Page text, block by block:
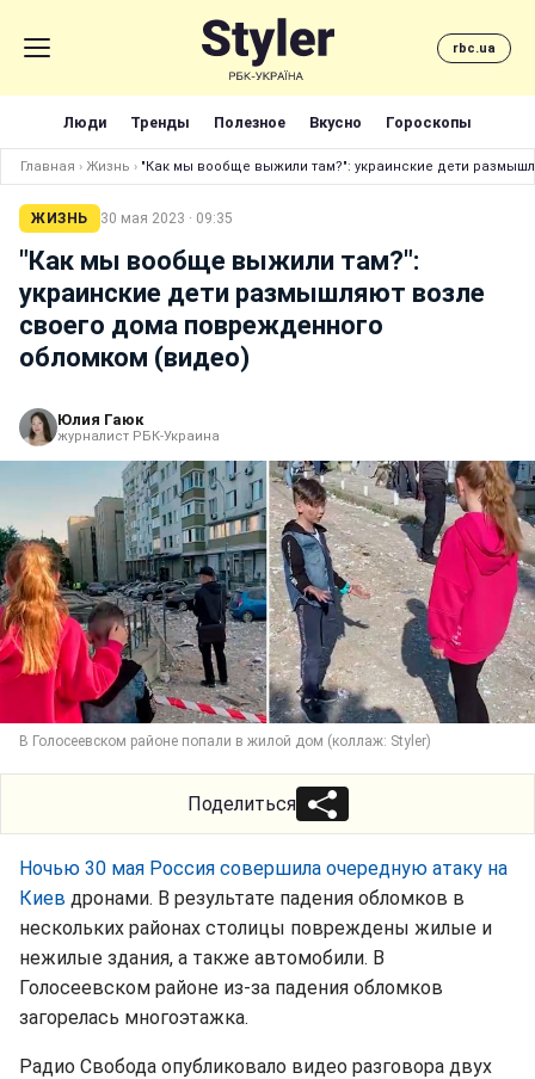
rbc.ua
Люди Тренды Полезное Вкусно Гороскопы
Главная › Жизнь › "Как мы вообще выжили там?": украинские дети
ЖИЗНЬ 30 мая 2023 · 09:35
"Как мы вообще выжили там?":
украинские дети размышляют возле
своего дома поврежденного
обломком (видео)
Юлия Гаюк
журналист РБК-Украина
В Голосеевском районе попали в жилой дом (коллаж: Styler)
Поделиться
Ночью 30 мая Россия совершила очередную атаку на
Киев дронами. В результате падения обломков в
нескольких районах столицы повреждены жилые и
нежилые здания, а также автомобили. В
Голосеевском районе из-за падения обломков
загорелась многоэтажка.
Радио Свобода опубликовало видео разговора двух